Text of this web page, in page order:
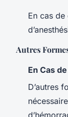
En cas
Autres
En Cas
D’autres